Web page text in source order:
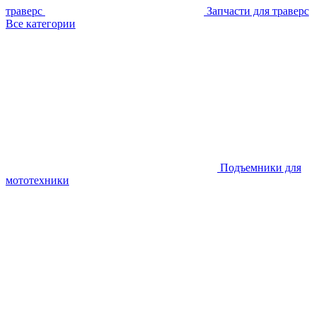
траверс
Запчасти для траверс
Все категории
Подъемники для
мототехники